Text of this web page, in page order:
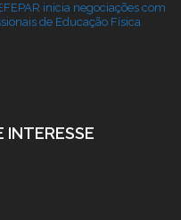
inicia negociações com
de Educação Física
INTERESSE